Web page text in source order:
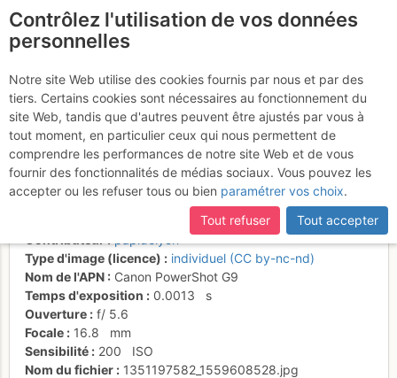
certaines pages ne sont plus accessibles, manquantes ou
incomplètes, déconnectez-vous puis reconnectez-vous à votre
compte sur le site.
Automne (à gauche du
col du Granier)
Activités
Date/heure
Type d'image (licence)
individuel (CC by-nc-nd)
Nom de l'APN
Canon PowerShot G9
Temps d'exposition
0.0013
s
Ouverture
f/ 5.6
Focale
16.8
mm
Sensibilité
200
ISO
Nom du fichier
1351197582_1559608528.jpg
Contrôlez l'utilisation de vos données
personnelles
Notre site Web utilise des cookies fournis par nous et par des
tiers. Certains cookies sont nécessaires au fonctionnement du
site Web, tandis que d'autres peuvent être ajustés par vous à
tout moment, en particulier ceux qui nous permettent de
comprendre les performances de notre site Web et de vous
fournir des fonctionnalités de médias sociaux. Vous pouvez les
accepter ou les refuser tous ou bien paramétrer vos choix.
Tout refuser
Tout accepter